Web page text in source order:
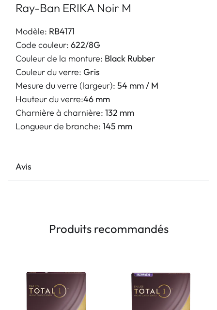
Ray-Ban ERIKA Noir M
Modèle: RB4171
Code couleur: 622/8G
Couleur de la monture: Black Rubber
Couleur du verre: Gris
Mesure du verre (largeur): 54 mm / M
Hauteur du verre:46 mm
Charnière à charnière: 132 mm
Longueur de branche: 145 mm
Avis
Produits recommandés